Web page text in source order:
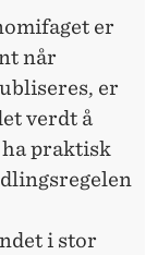
er
når
er
verdt å
ha praktisk
i stor